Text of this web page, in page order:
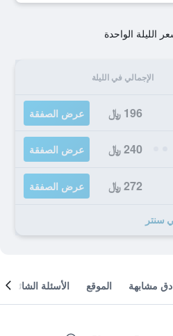
الليلة الواحدة
الإجمالي في الليلة
196 ﷼ عرض الصفقة
240 ﷼ عرض الصفقة
272 ﷼ عرض الصفقة
مشابهة الموقع الأسئلة الشائعة